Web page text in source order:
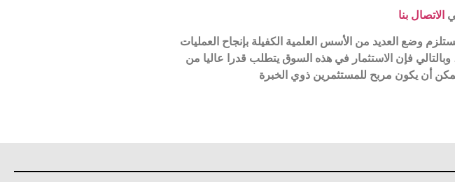
الاتصال بنا
وضع العديد من الأسس العلمية الكفيلة بإنجاح العمليات
فإن الاستثمار في هذه السوق يتطلب قدرا عاليا من
يمكن أن يكون مربح للمستثمرين ذوي الخبرة